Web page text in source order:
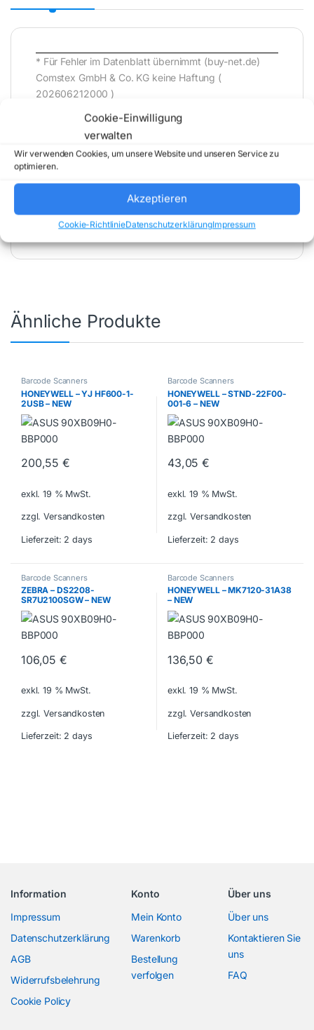
Cookie-Einwilligung
verwalten
Wir verwenden Cookies, um unsere Website und unseren Service zu
optimieren.
Akzeptieren
Cookie-RichtlinieDatenschutzerklärungImpressum
* Für Fehler im Datenblatt übernimmt (buy-net.de)
Comstex GmbH & Co. KG keine Haftung (
202606212000 )
CRD-RS2X-20SCHG-01
ZEBRA
Ähnliche Produkte
Barcode Scanners
HONEYWELL – YJ HF600-1-
2USB – NEW
200,55€
exkl. 19 % MwSt.
zzgl. Versandkosten
Lieferzeit: 2 days
Barcode Scanners
HONEYWELL – STND-22F00-
001-6 – NEW
43,05€
exkl. 19 % MwSt.
zzgl. Versandkosten
Lieferzeit: 2 days
Barcode Scanners
ZEBRA – DS2208-
SR7U2100SGW – NEW
106,05€
exkl. 19 % MwSt.
zzgl. Versandkosten
Lieferzeit: 2 days
Barcode Scanners
HONEYWELL – MK7120-31A38
– NEW
136,50€
exkl. 19 % MwSt.
zzgl. Versandkosten
Lieferzeit: 2 days
Information
Impressum
Datenschutzerklärung
AGB
Widerrufsbelehrung
Cookie Policy
Konto
Mein Konto
Warenkorb
Bestellung
verfolgen
Über uns
Über uns
Kontaktieren Sie
uns
FAQ